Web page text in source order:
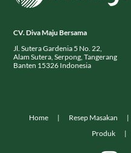
CV. Diva Maju Bersama
Jl. Sutera Gardenia 5 No. 22,
Alam Sutera, Serpong, Tangerang
Banten 15326 Indonesia
Home Resep Masakan
Produk